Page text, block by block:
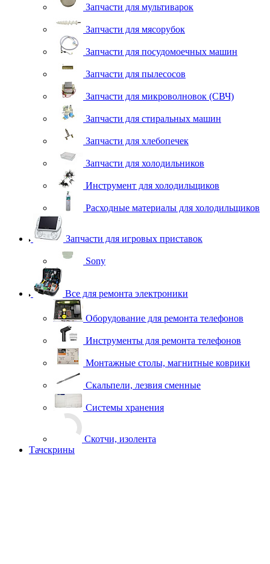
Запчасти для мультиварок
Запчасти для мясорубок
Запчасти для посудомоечных машин
Запчасти для пылесосов
Запчасти для микроволновок (СВЧ)
Запчасти для стиральных машин
Запчасти для хлебопечек
Запчасти для холодильников
Инструмент для холодильщиков
Расходные материалы для холодильщиков
Запчасти для игровых приставок
Sony
Все для ремонта электроники
Оборудование для ремонта телефонов
Инструменты для ремонта телефонов
Монтажные столы, магнитные коврики
Скальпели, лезвия сменные
Системы хранения
Тачскрины